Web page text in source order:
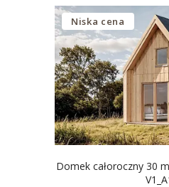
Niska cena
Domek całoroczny 30